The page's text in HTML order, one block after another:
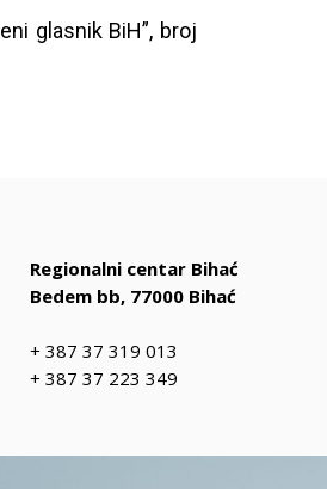
glasnik BiH”, broj
Regionalni centar Bihać
Bedem bb, 77000 Bihać
+ 387 37 319 013
+ 387 37 223 349